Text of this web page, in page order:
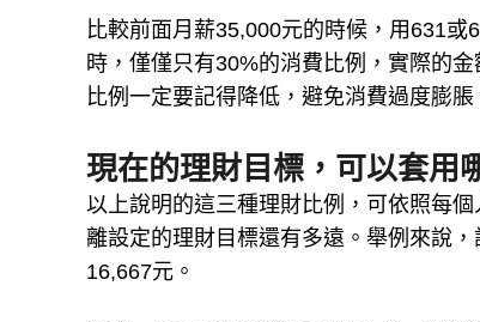
比較前面月薪35,000元的時候，用631
時，僅僅只有30%的消費比例，實際的
比例一定要記得降低，避免消費過度膨脹
現在的理財目標，可以套用
以上說明的這三種理財比例，可依照每
離設定的理財目標還有多遠。舉例來說
16,667元。